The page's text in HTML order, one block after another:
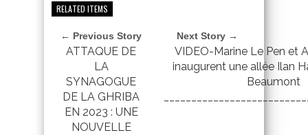
RELATED ITEMS
← Previous Story
ATTAQUE DE
LA
SYNAGOGUE
DE LA GHRIBA
EN 2023 : UNE
NOUVELLE
Next Story →
VIDEO-Marine Le Pen et
inaugurent une allée Ilan
Beaumont